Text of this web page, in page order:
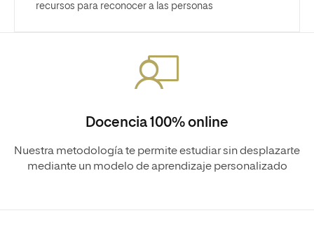
recursos para reconocer a las personas
Docencia 100% online
Nuestra metodología te permite estudiar sin desplazarte
mediante un modelo de aprendizaje personalizado